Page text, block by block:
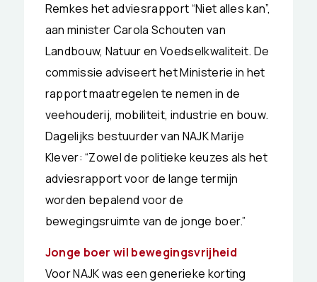
Remkes het adviesrapport “Niet alles kan”,
aan minister Carola Schouten van
Landbouw, Natuur en Voedselkwaliteit. De
commissie adviseert het Ministerie in het
rapport maatregelen te nemen in de
veehouderij, mobiliteit, industrie en bouw.
Dagelijks bestuurder van NAJK Marije
Klever: “Zowel de politieke keuzes als het
adviesrapport voor de lange termijn
worden bepalend voor de
bewegingsruimte van de jonge boer.”
Jonge boer wil bewegingsvrijheid
Voor NAJK was een generieke korting